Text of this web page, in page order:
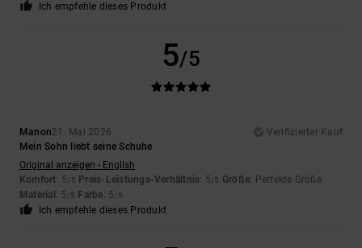
Ich empfehle dieses Produkt
5/5
Manon21. Mai 2026
Verifizierter Kauf
Mein Sohn liebt seine Schuhe
Original anzeigen - English
Komfort: 5/5 Preis-Leistungs-Verhältnis: 5/5 Größe: Perfekte Größe
Material : 5 /5 Farbe: 5/5
Ich empfehle dieses Produkt